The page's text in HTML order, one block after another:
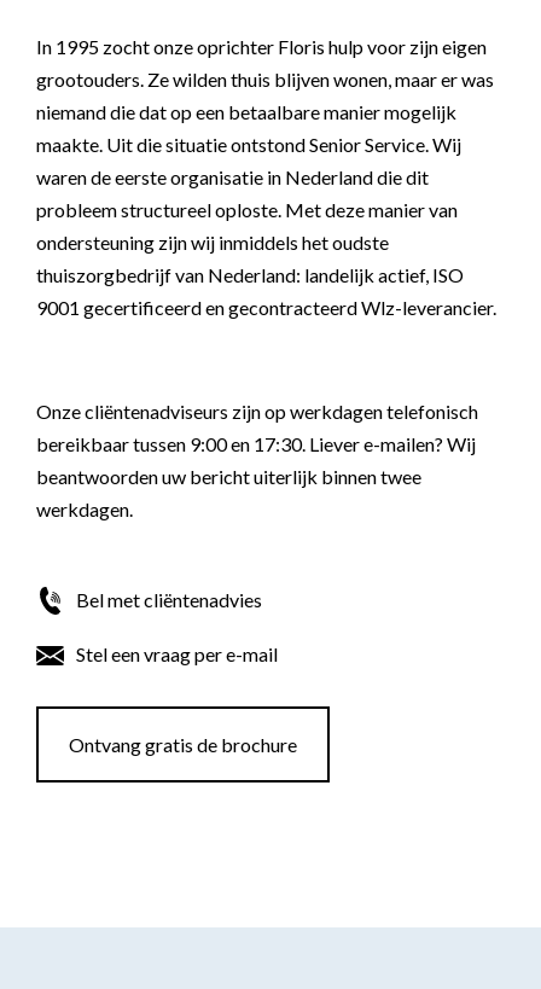
In 1995 zocht onze oprichter Floris hulp voor zijn eigen
grootouders. Ze wilden thuis blijven wonen, maar er was
niemand die dat op een betaalbare manier mogelijk
maakte. Uit die situatie ontstond Senior Service. Wij
waren de eerste organisatie in Nederland die dit
probleem structureel oploste. Met deze manier van
ondersteuning zijn wij inmiddels het oudste
thuiszorgbedrijf van Nederland: landelijk actief, ISO
9001 gecertificeerd en gecontracteerd Wlz-leverancier.
Onze cliëntenadviseurs zijn op werkdagen telefonisch
bereikbaar tussen 9:00 en 17:30. Liever e-mailen? Wij
beantwoorden uw bericht uiterlijk binnen twee
werkdagen.
Bel met cliëntenadvies
Stel een vraag per e-mail
Ontvang gratis de brochure